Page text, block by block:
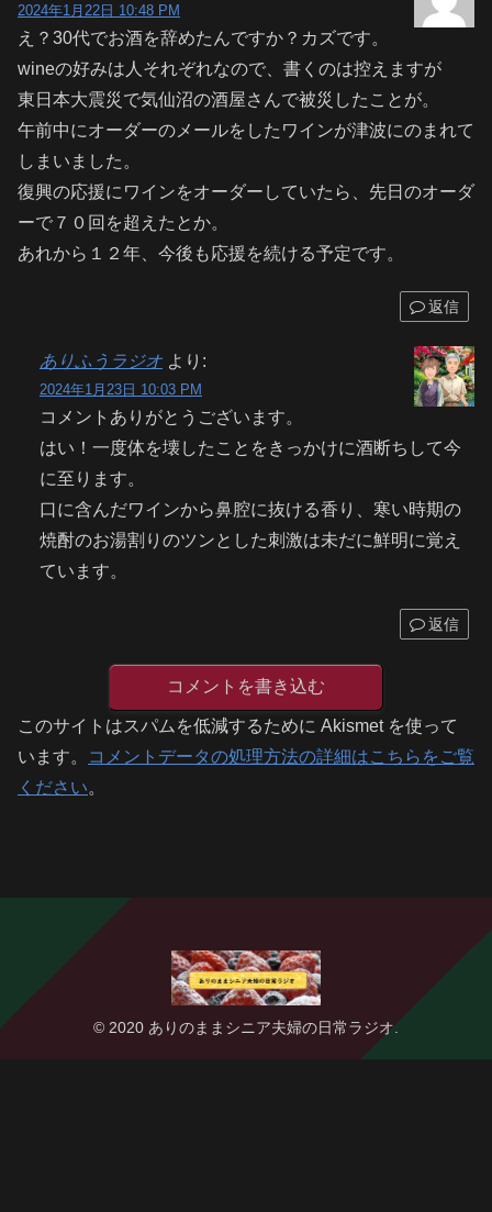
2024年1月22日 10:48 PM
え？30代でお酒を辞めたんですか？カズです。
wineの好みは人それぞれなので、書くのは控えますが
東日本大震災で気仙沼の酒屋さんで被災したことが。
午前中にオーダーのメールをしたワインが津波にのまれて
しまいました。
復興の応援にワインをオーダーしていたら、先日のオーダ
ーで７０回を超えたとか。
あれから１２年、今後も応援を続ける予定です。
返信
ありふうラジオ より:
2024年1月23日 10:03 PM
コメントありがとうございます。
はい！一度体を壊したことをきっかけに酒断ちして今
に至ります。
口に含んだワインから鼻腔に抜ける香り、寒い時期の
焼酎のお湯割りのツンとした刺激は未だに鮮明に覚え
ています。
返信
コメントを書き込む
このサイトはスパムを低減するために Akismet を使って
います。
コメントデータの処理方法の詳細はこちらをご覧
ください。
© 2020 ありのままシニア夫婦の日常ラジオ.